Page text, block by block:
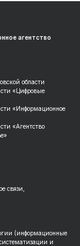
агентство
области
«Цифровые
«Информационное
«Агентство
связи,
(информационные
и